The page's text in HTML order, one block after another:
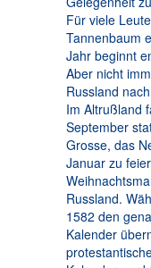
Für viele
Tannenbaum
Jahr beginnt
Aber nicht
Russland
Im Altrußland
September
Grosse, das
Januar zu
Russland.
1582 den
Kalender